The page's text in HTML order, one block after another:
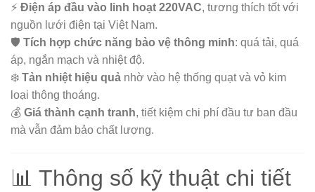
⚡ Điện áp đầu vào linh hoạt 220VAC, tương thích tốt với
nguồn lưới điện tại Việt Nam.
🛡️ Tích hợp chức năng bảo vệ thông minh: quá tải, quá
áp, ngắn mạch và nhiệt độ.
❄️ Tản nhiệt hiệu quả nhờ vào hệ thống quạt và vỏ kim
loại thông thoáng.
💰 Giá thành cạnh tranh, tiết kiệm chi phí đầu tư ban đầu
mà vẫn đảm bảo chất lượng.
📊 Thông số kỹ thuật chi tiết